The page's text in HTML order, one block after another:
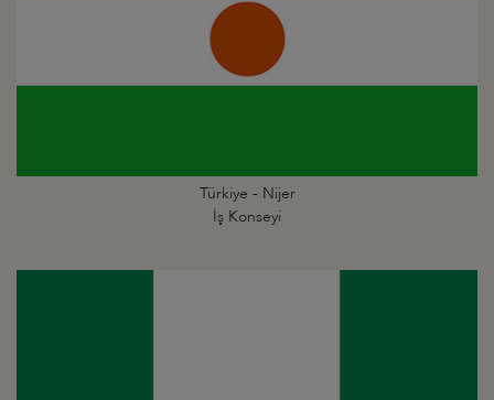
Türkiye - Nijer
İş Konseyi